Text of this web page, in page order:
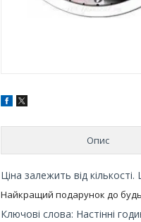
Опис
Ціна залежить від
Найкращий подарунок до
Ключові слова: Настінні